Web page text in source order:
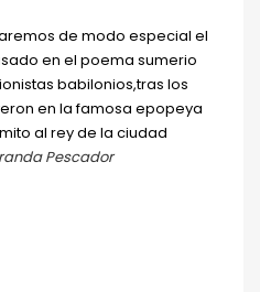
de modo especial el
en el poema sumerio
babilonios,tras los
en la famosa epopeya
al rey de la ciudad
Pescador